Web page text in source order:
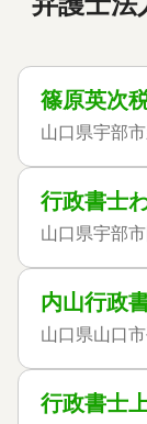
篠原英次
山口県宇部
行政書士
山口県宇部
内山行政
山口県山口
行政書士